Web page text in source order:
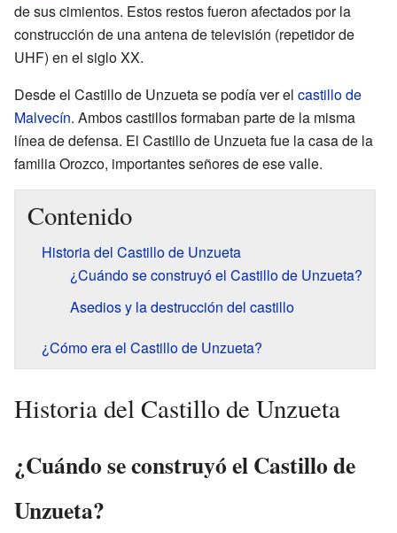
de sus cimientos. Estos restos fueron afectados por la
construcción de una antena de televisión (repetidor de
UHF) en el siglo XX.
Desde el Castillo de Unzueta se podía ver el castillo de
Malvecín. Ambos castillos formaban parte de la misma
línea de defensa. El Castillo de Unzueta fue la casa de la
familia Orozco, importantes señores de ese valle.
Contenido
Historia del Castillo de Unzueta
¿Cuándo se construyó el Castillo de Unzueta?
Asedios y la destrucción del castillo
¿Cómo era el Castillo de Unzueta?
Historia del Castillo de Unzueta
¿Cuándo se construyó el Castillo de
Unzueta?